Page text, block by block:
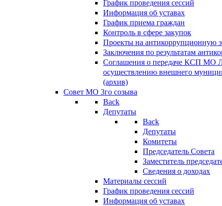
График проведения сессий
Информация об уставах
График приема граждан
Контроль в сфере закупок
Проекты на антикоррупционную
Заключения по результатам
Соглашения о передаче КСП МО
осуществлению внешнего
(архив)
Совет МО 3го созыва
Back
Депутаты
Back
Депутаты
Комитеты
Председатель Совета
Заместитель
Сведения о доходах
Материалы сессий
График проведения сессий
Информация об уставах